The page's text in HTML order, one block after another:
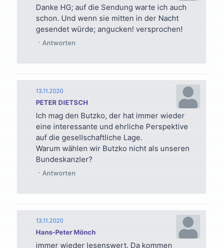
Danke HG; auf die Sendung warte ich auch
schon. Und wenn sie mitten in der Nacht
gesendet würde; angucken! versprochen!
Antworten
PETER DIETSCH
13.11.2020
Ich mag den Butzko, der hat immer wieder
eine interessante und ehrliche Perspektive
auf die gesellschaftliche Lage.
Warum wählen wir Butzko nicht als unseren
Bundeskanzler?
Antworten
Hans-Peter Mönch
13.11.2020
immer wieder lesenswert. Da kommen